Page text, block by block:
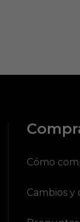
Cómo
Cambios